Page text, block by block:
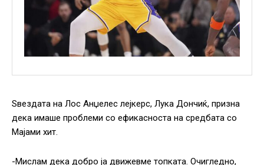
Ѕвездата на Лос Анџелес лејкерс, Лука Дончиќ, призна
дека имаше проблеми со ефикасноста на средбата со
Мајами хит.
-Мислам дека добро ја движевме топката. Очигледно,